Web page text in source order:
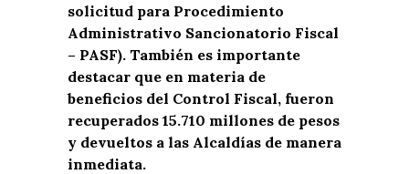
solicitud para Procedimiento
Administrativo Sancionatorio Fiscal
– PASF). También es importante
destacar que en materia de
beneficios del Control Fiscal, fueron
recuperados 15.710 millones de pesos
y devueltos a las Alcaldías de manera
inmediata.